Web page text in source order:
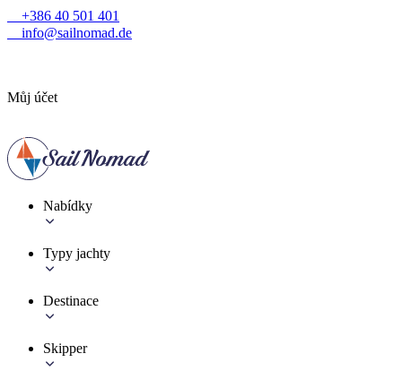
+386 40 501 401
info@sailnomad.de
Můj účet
Nabídky
Typy jachty
Destinace
Skipper